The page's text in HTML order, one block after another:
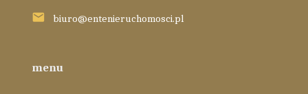
biuro@entenieruchomosci.pl
menu